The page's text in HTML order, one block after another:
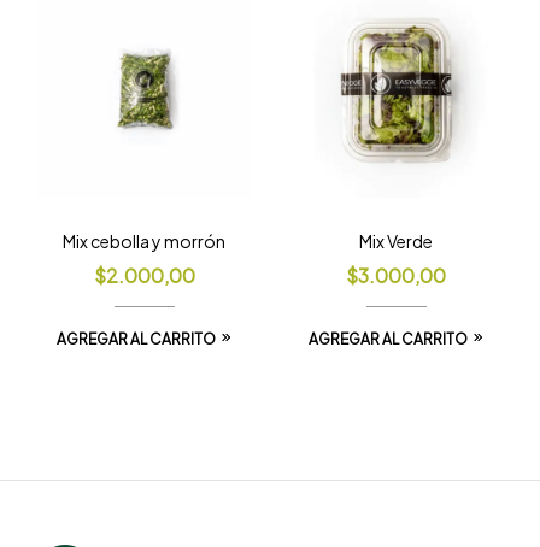
Mix cebolla y morrón
$2.000,00
AGREGAR AL CARRITO
Mix Verde
$3.000,00
AGREGAR AL CARRITO